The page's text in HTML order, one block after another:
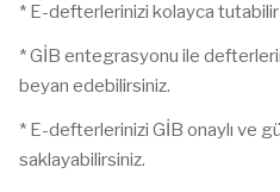
* E-defterlerinizi kolayca
* GİB entegrasyonu ile
beyan edebilirsiniz.
* E-defterlerinizi GİB onaylı ve
saklayabilirsiniz.